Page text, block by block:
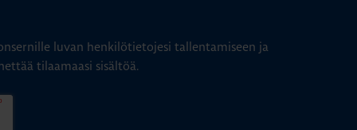
luvan henkilötietojesi tallentamiseen ja
tilaamaasi sisältöä.